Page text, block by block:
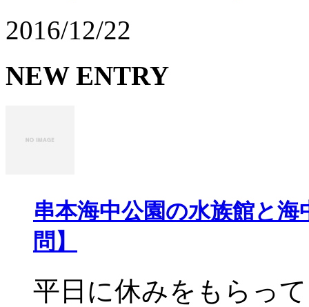
2016/12/22
NEW ENTRY
串本海中公園の水族館と
問】
平日に休みをもらっ